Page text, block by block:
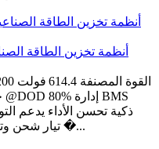
ذكية تحسن الأداء يدعم
تيار شحن وتفريغ 100 أ شاشة للمراقبة في الوقت �...